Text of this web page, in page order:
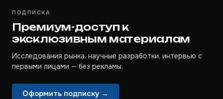
ПОДПИСКА
Премиум-доступ к
эксклюзивным материалам
Исследования рынка, научные разработки, интервью с
первыми лицами — без рекламы.
Оформить подписку →